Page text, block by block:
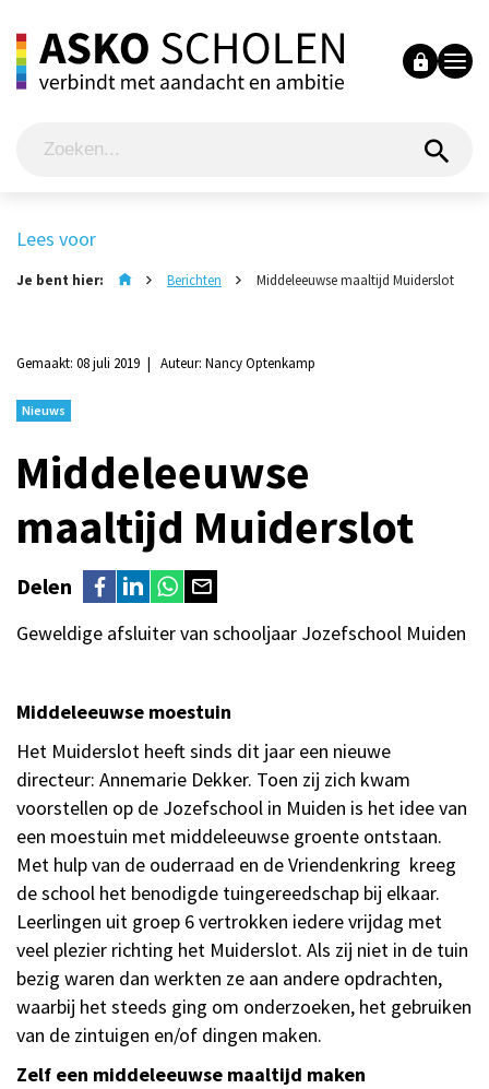
Lees voor
Je bent hier: Berichten Middeleeuwse maaltijd Muiderslot
Gemaakt: 08 juli 2019 Auteur: Nancy Optenkamp
Nieuws
Middeleeuwse
maaltijd Muiderslot
Delen
Geweldige afsluiter van schooljaar Jozefschool Muiden
Middeleeuwse moestuin
Het Muiderslot heeft sinds dit jaar een nieuwe
directeur: Annemarie Dekker. Toen zij zich kwam
voorstellen op de Jozefschool in Muiden is het idee van
een moestuin met middeleeuwse groente ontstaan.
Met hulp van de ouderraad en de Vriendenkring kreeg
de school het benodigde tuingereedschap bij elkaar.
Leerlingen uit groep 6 vertrokken iedere vrijdag met
veel plezier richting het Muiderslot. Als zij niet in de tuin
bezig waren dan werkten ze aan andere opdrachten,
waarbij het steeds ging om onderzoeken, het gebruiken
van de zintuigen en/of dingen maken.
Zelf een middeleeuwse maaltijd maken